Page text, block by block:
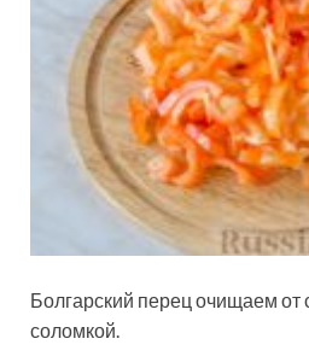
Болгарский перец очищаем от
соломкой.